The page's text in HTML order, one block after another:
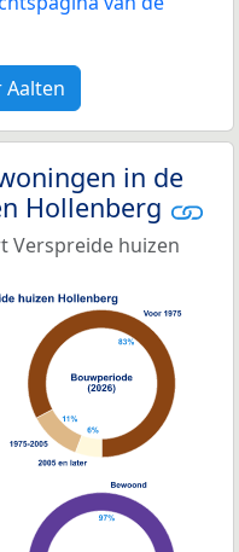
Aalten
in de
Hollenberg
Verspreide huizen